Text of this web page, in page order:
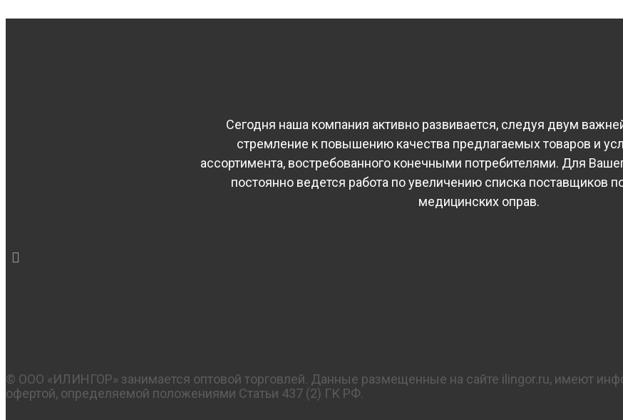
Сегодня наша компания активно развивается, следуя двум
стремление к повышению качества предлагаемых товаров и
ассортимента, востребованного конечными потребителями. Для
постоянно ведется работа по увеличению списка поставщиков
медицинских оправ.
© OOO «ИЛИНГОР» занимается оптовой торговлей. Данные размещенные на сайте ilingor.ru, имеют
офертой, определяемой положениями Статьи 437 (2) ГК РФ.